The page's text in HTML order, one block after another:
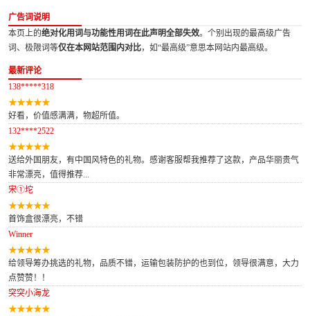
广告词说明
本页上的绝对化用词与功能性用词在此声明全部失效。个别出现的最高级广告
词、极限词等仅在本网站范围内对比，如“最高级”意思本网站内最高级。
最新评论
138*****318
好看，价值感满满，物超所值。
132****2522
送给外国朋友，有中国风特色的礼物。感谢客服帮我推荐了这款，产品华丽贵气
非常漂亮，值得推荐...
宋①坨
首饰盒很漂亮，不错
Winner
给领导筹办挑选的礼物，品质不错，运输包装防护的也到位，领导很满意，大力
点赞赞！！
突突小海龙